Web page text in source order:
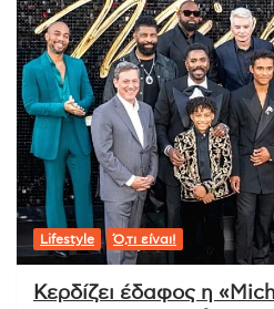
Lifestyle Ό,τι είναι!
Κερδίζει έδαφος η